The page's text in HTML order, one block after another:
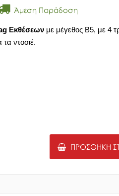
Άμεση Παράδοση
Εκθέσεων με μέγεθος Β5, με 4
ντοσιέ.
ΠΡΟΣΘΉΚΗ